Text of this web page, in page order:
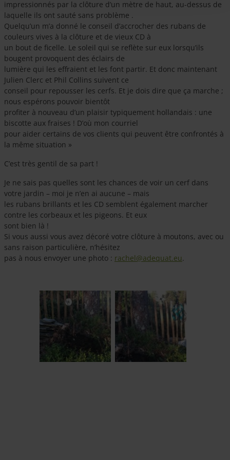
impressionnés par la clôture d’un mètre de haut, au-dessus de
laquelle ils ont sauté sans problème .
Quelqu’un m’a donné le conseil d’accrocher des rubans de
couleurs vives à la clôture et de vieux CD à
un bout de ficelle. Le soleil qui se reflète sur eux lorsqu’ils
bougent provoquent des éclairs de
lumière qui les effraient et les font partir. Et donc maintenant
Julien Clerc et Phil Collins suivent ce
conseil pour repousser les cerfs. Et je dois dire que ça marche ;
nous espérons pouvoir bientôt
profiter à nouveau d’un plaisir typiquement hollandais : une
biscotte aux fraises ! D’où mon courriel
pour aider certains de vos clients qui peuvent être confrontés à
la même situation »
C’est très gentil de sa part !
Je ne sais pas quelles sont les chances de voir un cerf dans
votre jardin – moi je n’en ai aucune – mais
les rubans brillants et les CD semblent également marcher
contre les corbeaux et les pigeons. Et eux
sont bien là !
Si vous aussi vous avez décoré votre clôture à moutons, avec ou
sans raison particulière, n’hésitez
pas à nous envoyer une photo : rachel@adequat.eu.